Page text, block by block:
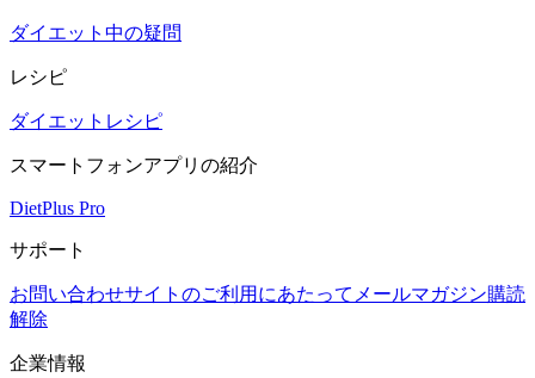
ダイエット中の疑問
レシピ
ダイエットレシピ
スマートフォンアプリの紹介
DietPlus Pro
サポート
お問い合わせサイトのご利用にあたって メールマガジン購読
解除
企業情報